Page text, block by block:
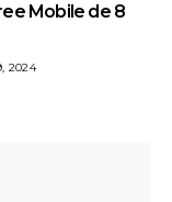
Mobile de 8
2024